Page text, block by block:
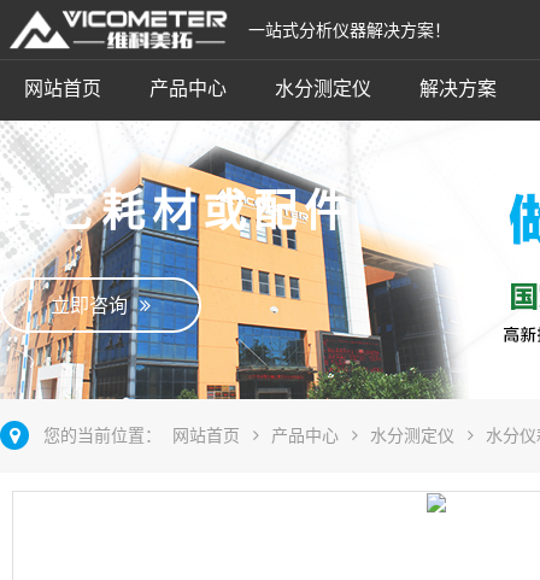
一站式分析仪器解决方案！
网站首页 产品中心 水分测定仪 解决方案
其它耗材或配件
立即咨询
您的当前位置： 网站首页 产品中心 水分测定仪 水分